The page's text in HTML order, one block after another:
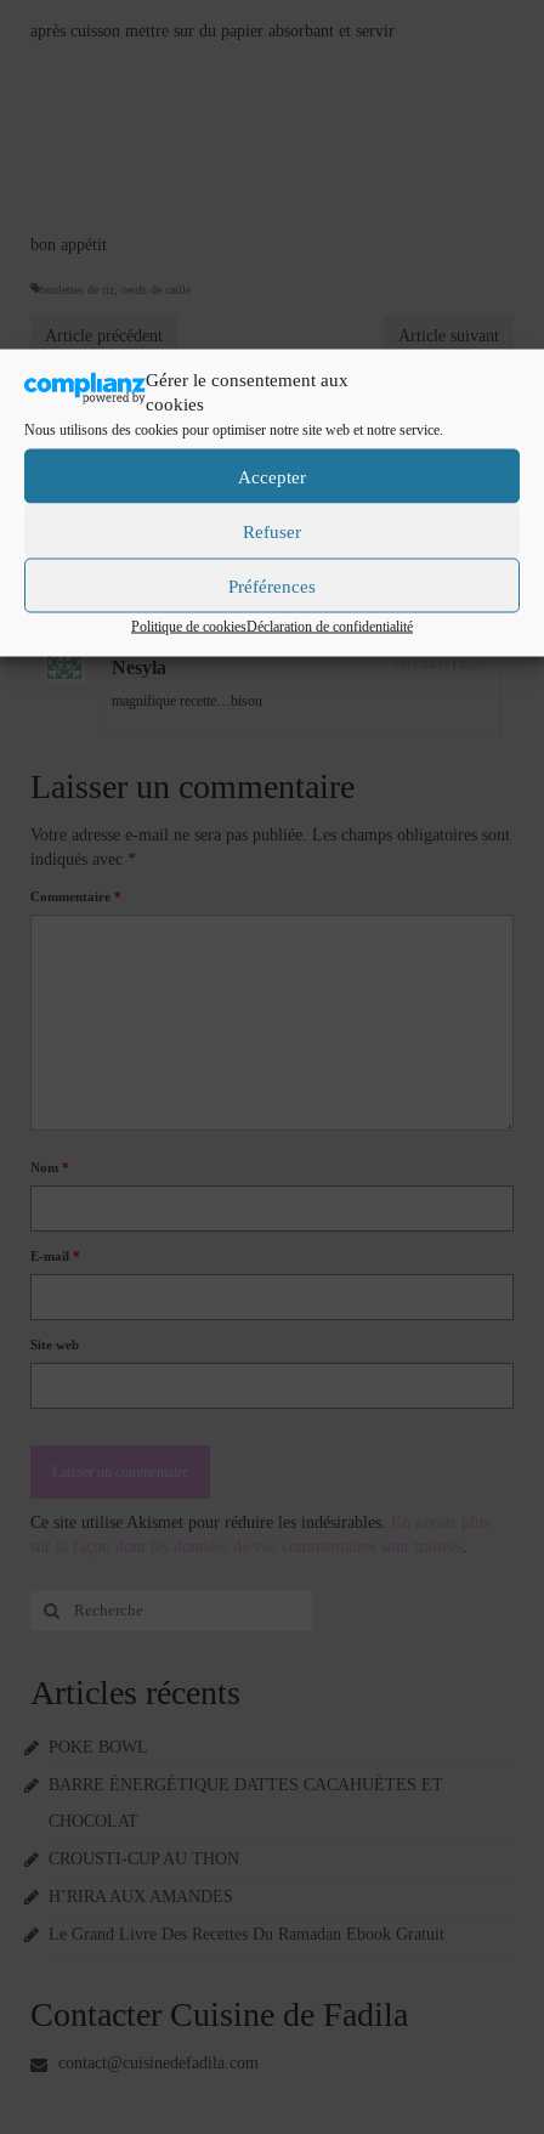
Gérer le consentement aux
cookies
Nous utilisons des cookies pour optimiser notre site web et notre service.
Accepter
Refuser
Préférences
Politique de cookiesDéclaration de confidentialité
après cuisson mettre sur du papier absorbant et servir
bon appétit
boulettes de riz oeufs de caille
Article précédent Article suivant
2 Responses
voila des boulettes tres original maim
Nesyla
magnifique recette…bisou
Laisser un commentaire
Votre adresse e-mail ne sera pas publiée.
Les champs obligatoires sont
indiqués avec *
Commentaire *
Nom *
E-mail *
Site web
Ce site utilise Akismet pour réduire les indésirables.
Rechercher
Articles récents
POKE BOWL
BARRE ÉNERGÉTIQUE DATTES CACAHUÈTES ET
CHOCOLAT
CROUSTI-CUP AU THON
H’RIRA AUX AMANDES
Le Grand Livre Des Recettes Du Ramadan Ebook Gratuit
Contacter Cuisine de Fadila
contact@cuisinedefadila.com